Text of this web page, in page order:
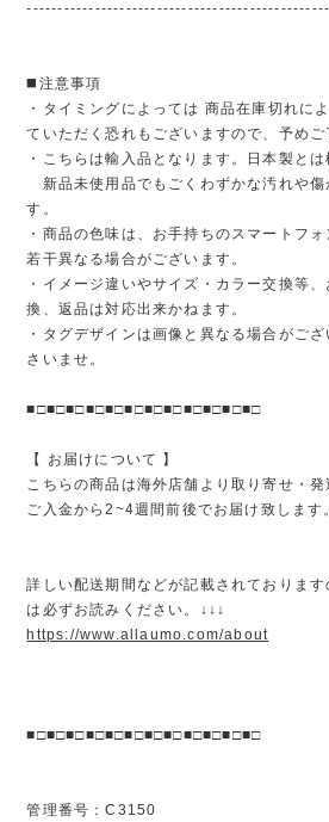
◼️注意事項
・タイミングによっては 商品在庫切れに
ていただく恐れもございますので、予めご
・こちらは輸入品となります。日本製とは
新品未使用品でもごくわずかな汚れや傷
す。
・商品の色味は、お手持ちのスマートフ
若干異なる場合がございます。
・イメージ違いやサイズ・カラー交換等
換、返品は対応出来かねます。
・タグデザインは画像と異なる場合がご
さいませ。
■□■□■□■□■□■□■□■□■□■□■□■□
【 お届けについて 】
こちらの商品は海外店舗より取り寄せ・発
ご入金から2~4週間前後でお届け致します
詳しい配送期間などが記載されておりま
は必ずお読みください。↓↓↓
https://www.allaumo.com/about
■□■□■□■□■□■□■□■□■□■□■□■□
管理番号：C3150